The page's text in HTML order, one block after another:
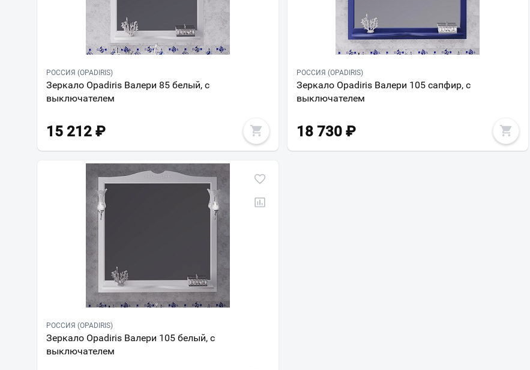
РОССИЯ (OPADIRIS)
Зеркало Opadiris Валери 85 белый, с
выключателем
15 212 ₽
РОССИЯ (OPADIRIS)
Зеркало Opadiris Валери 105 сапфир, с
выключателем
18 730 ₽
РОССИЯ (OPADIRIS)
Зеркало Opadiris Валери 105 белый, с
выключателем